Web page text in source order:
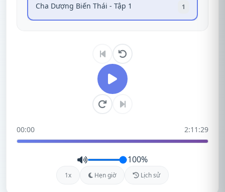
Cha Dượng Biến Thái - Tập 1 1
00:00 2:11:29
100%
1x Hẹn giờ Lịch sử